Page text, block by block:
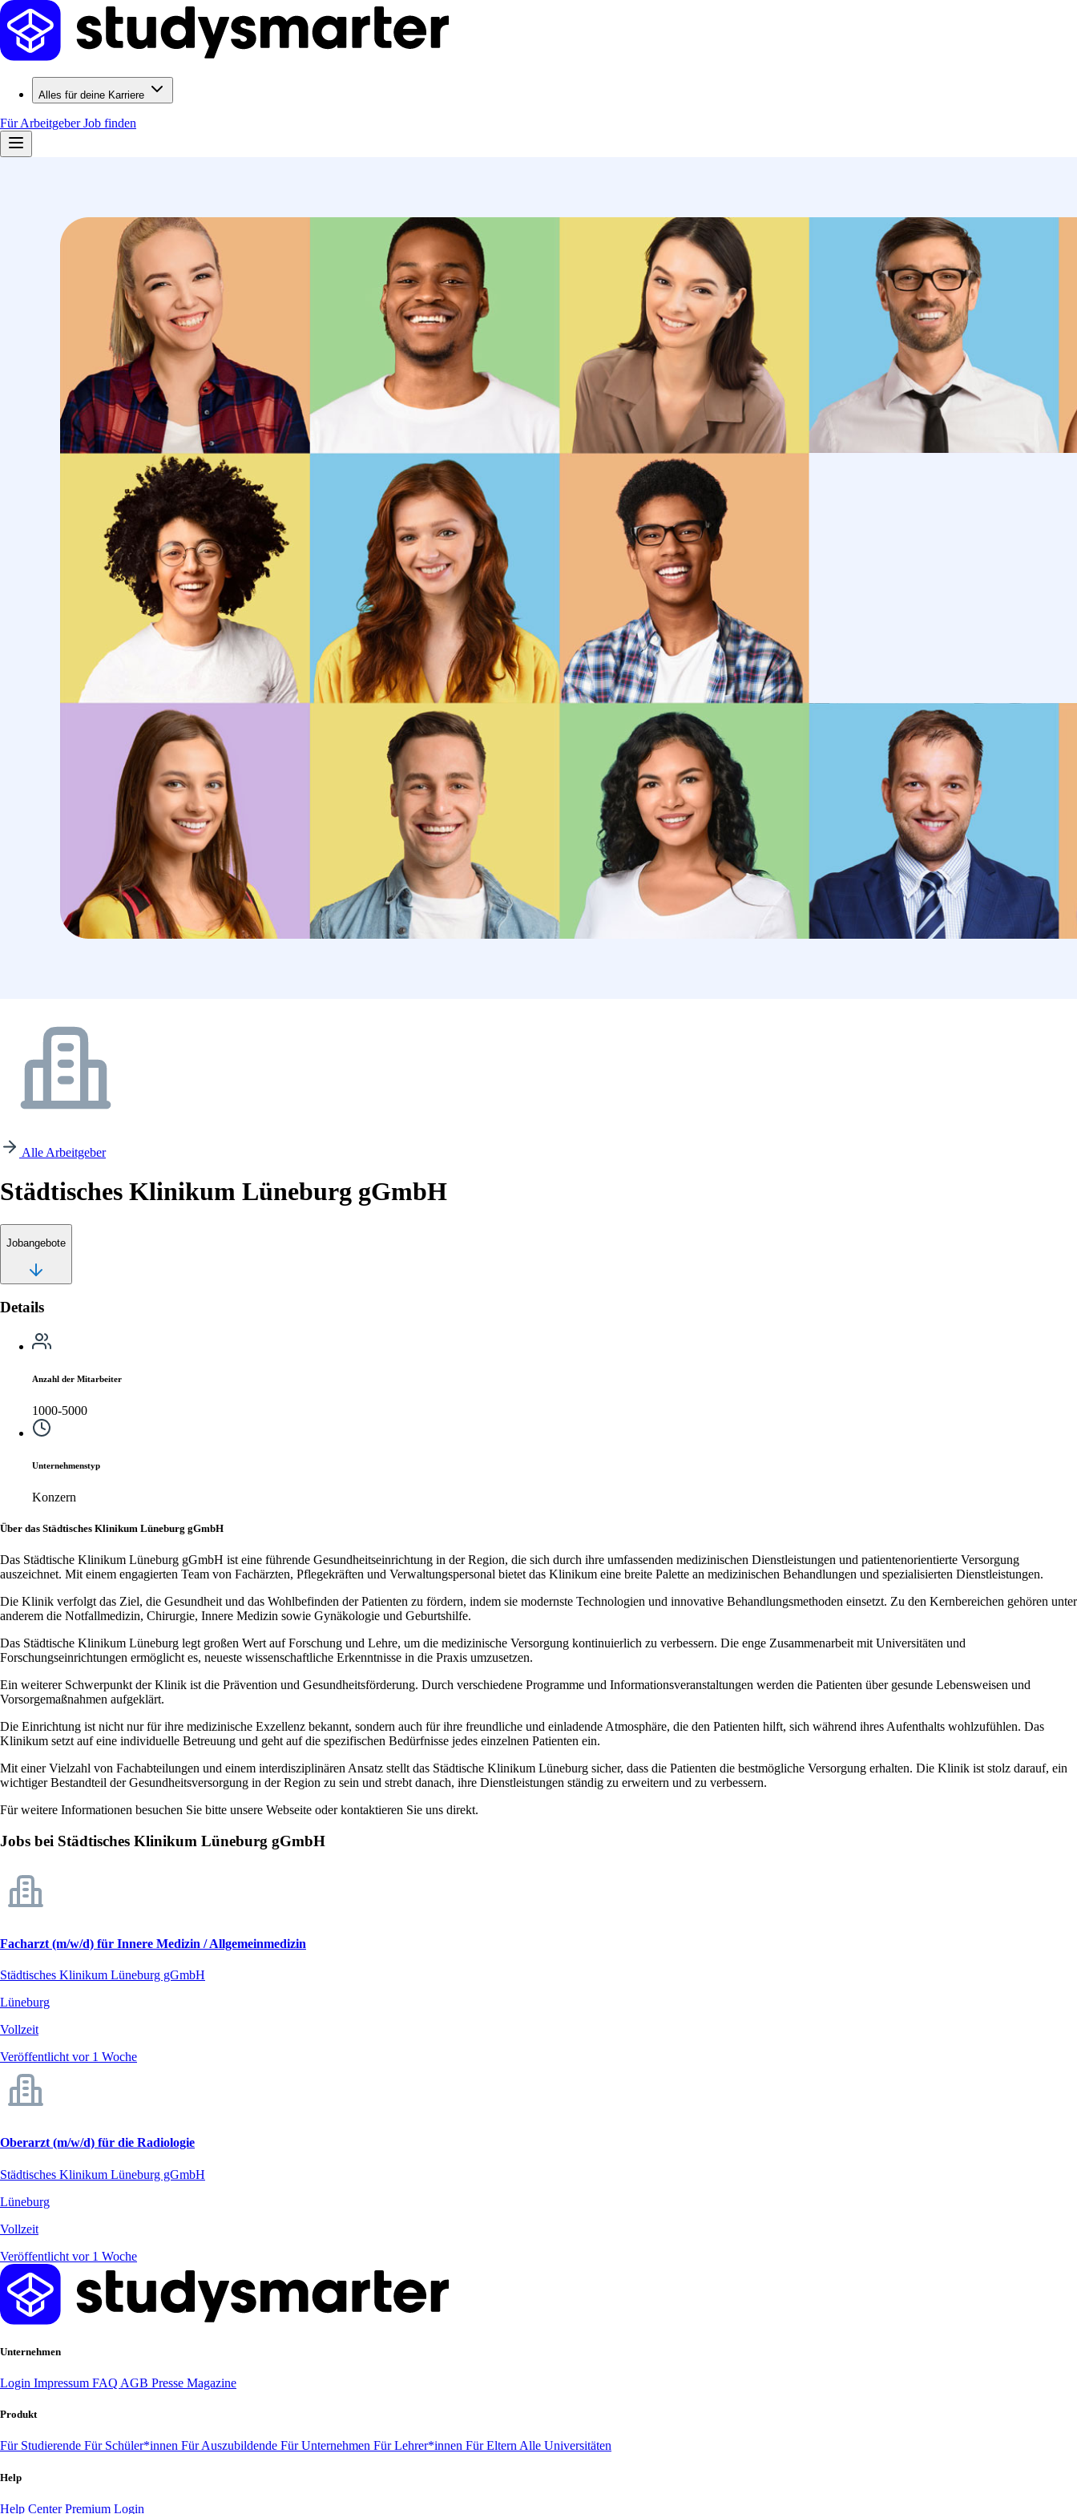
Alles für deine Karriere
Für ArbeitgeberJob finden
Alle Arbeitgeber
Städtisches Klinikum Lüneburg gGmbH
Jobangebote
Details
Anzahl der Mitarbeiter
1000-5000
Unternehmenstyp
Konzern
Über das Städtisches Klinikum Lüneburg gGmbH
Das Städtische Klinikum Lüneburg gGmbH ist eine führende Gesundheitseinrichtung in der Region, die sich durch ihre umfassenden medizinischen Dienstleistungen und patientenorientierte Versorgung
auszeichnet. Mit einem engagierten Team von Fachärzten, Pflegekräften und Verwaltungspersonal bietet das Klinikum eine breite Palette an medizinischen Behandlungen und spezialisierten Dienstleistungen.
Die Klinik verfolgt das Ziel, die Gesundheit und das Wohlbefinden der Patienten zu fördern, indem sie modernste Technologien und innovative Behandlungsmethoden einsetzt. Zu den Kernbereichen gehören unter
anderem die Notfallmedizin, Chirurgie, Innere Medizin sowie Gynäkologie und Geburtshilfe.
Das Städtische Klinikum Lüneburg legt großen Wert auf Forschung und Lehre, um die medizinische Versorgung kontinuierlich zu verbessern. Die enge Zusammenarbeit mit Universitäten und
Forschungseinrichtungen ermöglicht es, neueste wissenschaftliche Erkenntnisse in die Praxis umzusetzen.
Ein weiterer Schwerpunkt der Klinik ist die Prävention und Gesundheitsförderung. Durch verschiedene Programme und Informationsveranstaltungen werden die Patienten über gesunde Lebensweisen und
Vorsorgemaßnahmen aufgeklärt.
Die Einrichtung ist nicht nur für ihre medizinische Exzellenz bekannt, sondern auch für ihre freundliche und einladende Atmosphäre, die den Patienten hilft, sich während ihres Aufenthalts wohlzufühlen. Das
Klinikum setzt auf eine individuelle Betreuung und geht auf die spezifischen Bedürfnisse jedes einzelnen Patienten ein.
Mit einer Vielzahl von Fachabteilungen und einem interdisziplinären Ansatz stellt das Städtische Klinikum Lüneburg sicher, dass die Patienten die bestmögliche Versorgung erhalten. Die Klinik ist stolz darauf, ein
wichtiger Bestandteil der Gesundheitsversorgung in der Region zu sein und strebt danach, ihre Dienstleistungen ständig zu erweitern und zu verbessern.
Für weitere Informationen besuchen Sie bitte unsere Webseite oder kontaktieren Sie uns direkt.
Jobs bei Städtisches Klinikum Lüneburg gGmbH
Facharzt (m/w/d) für Innere Medizin / Allgemeinmedizin
Städtisches Klinikum Lüneburg gGmbH
Lüneburg
Vollzeit
Veröffentlicht vor 1 Woche
Oberarzt (m/w/d) für die Radiologie
Städtisches Klinikum Lüneburg gGmbH
Lüneburg
Vollzeit
Veröffentlicht vor 1 Woche
Unternehmen
Login Impressum FAQ AGB Presse Magazine
Produkt
Für Studierende Für Schüler*innen Für Auszubildende Für Unternehmen Für Lehrer*innen Für Eltern Alle Universitäten
Help
Help CenterPremium Login